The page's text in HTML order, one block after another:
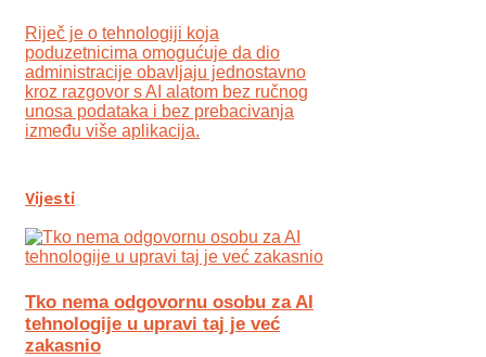
Riječ je o tehnologiji koja
poduzetnicima omogućuje da dio
administracije obavljaju jednostavno
kroz razgovor s AI alatom bez ručnog
unosa podataka i bez prebacivanja
između više aplikacija.
Vijesti
Tko nema odgovornu osobu za AI
tehnologije u upravi taj je već
zakasnio